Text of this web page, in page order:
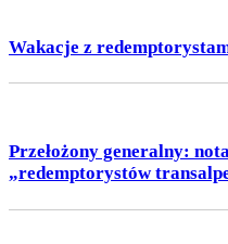
Wakacje z
Przełożony generalny:
„redemptorystów